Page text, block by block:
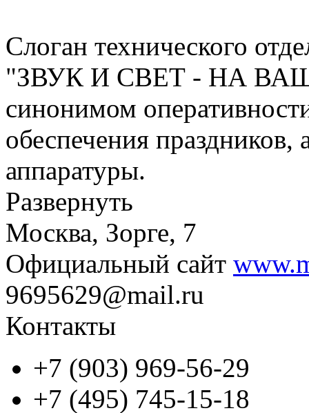
Слоган технического
"ЗВУК И СВЕТ - НА ВАШ
синонимом
обеспечения
аппаратуры.
Развернуть
Москва, Зорге, 7
Официальный сайт
9695629@mail.ru
Контакты
+7 (903) 969-56-29
+7 (495) 745-15-18